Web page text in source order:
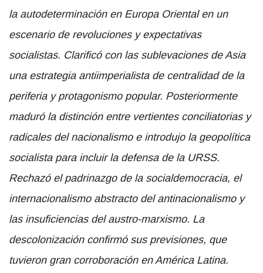
la autodeterminación en Europa Oriental en un
escenario de revoluciones y expectativas
socialistas. Clarificó con las sublevaciones de Asia
una estrategia antiimperialista de centralidad de la
periferia y protagonismo popular. Posteriormente
maduró la distinción entre vertientes conciliatorias y
radicales del nacionalismo e introdujo la geopolítica
socialista para incluir la defensa de la URSS.
Rechazó el padrinazgo de la socialdemocracia, el
internacionalismo abstracto del antinacionalismo y
las insuficiencias del austro-marxismo. La
descolonización confirmó sus previsiones, que
tuvieron gran corroboración en América Latina.